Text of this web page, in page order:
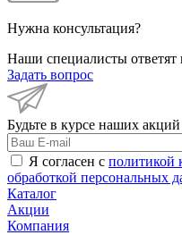
Нужна консультация?
Наши специалисты
Задать вопрос
Будьте в курсе наших
Я согласен с политикой
обработкой персональных
Каталог
Акции
Компания